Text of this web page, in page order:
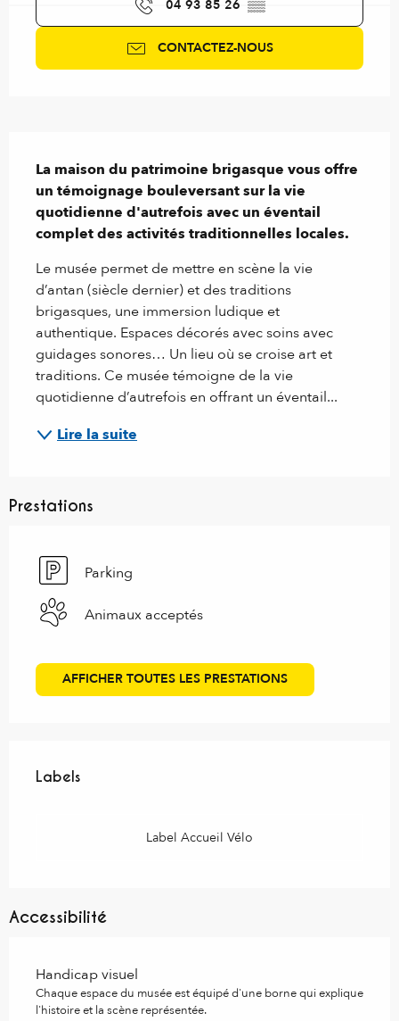
04 93 85 26 ▒▒
CONTACTEZ-NOUS
La maison du patrimoine brigasque vous offre
un témoignage bouleversant sur la vie
quotidienne d'autrefois avec un éventail
complet des activités traditionnelles locales.
Le musée permet de mettre en scène la vie
d’antan (siècle dernier) et des traditions
brigasques, une immersion ludique et
authentique. Espaces décorés avec soins avec
guidages sonores… Un lieu où se croise art et
traditions. Ce musée témoigne de la vie
quotidienne d’autrefois en offrant un éventail...
Lire la suite
Prestations
Parking
Animaux acceptés
AFFICHER TOUTES LES PRESTATIONS
Labels
Labels
Label Accueil Vélo
Accessibilité
Handicap visuel
Chaque espace du musée est équipé d'une borne qui explique
l'histoire et la scène représentée.